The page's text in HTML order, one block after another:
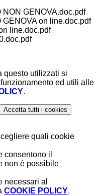
GENOVA.doc.pdf
on line.doc.pdf
line.doc.pdf
questo utilizzati si
ed utili alle
.
Accetta tutti i cookies
quali cookie
consentono il
non è possibile
necessari al
COOKIE POLICY.